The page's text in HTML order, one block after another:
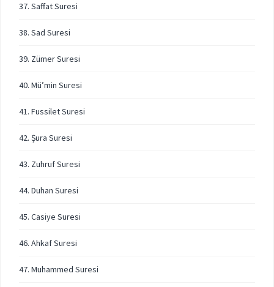
37. Saffat Suresi
38. Sad Suresi
39. Zümer Suresi
40. Mü’min Suresi
41. Fussilet Suresi
42. Şura Suresi
43. Zuhruf Suresi
44. Duhan Suresi
45. Casiye Suresi
46. Ahkaf Suresi
47. Muhammed Suresi